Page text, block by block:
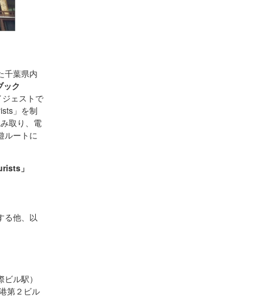
千葉県内
ック
ェストで
」を制
取り、電
ルートに
」
他、以
ル駅）
第２ビル